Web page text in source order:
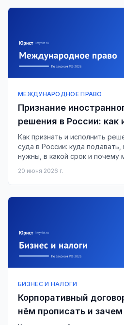
МЕЖДУНАРОДНОЕ ПРАВО
Признание
решения в России: как
Как признать и исполнить
суда в России: куда
нужны, в какой срок и почему
20 июня 2026 г.
БИЗНЕС И НАЛОГИ
Корпоративный
нём прописать и